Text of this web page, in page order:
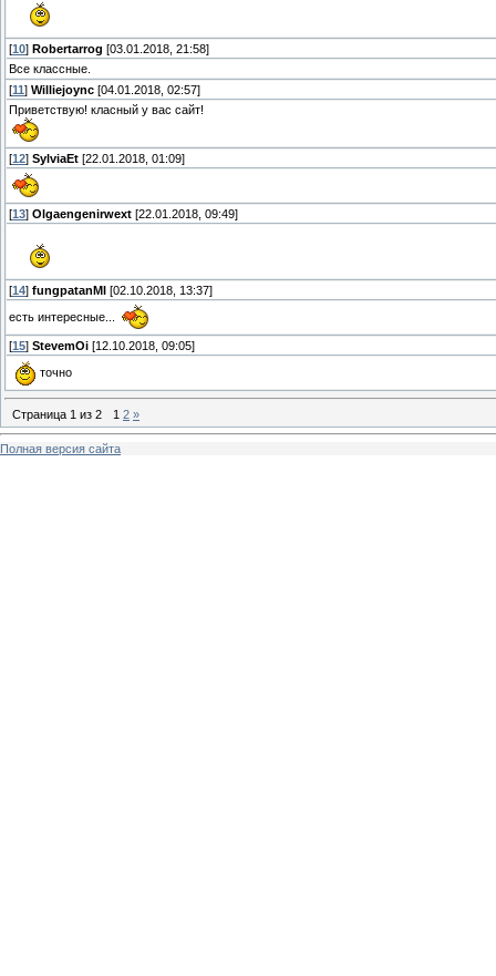
[10] Robertarrog [03.01.2018, 21:58]
Все классные.
[11 ] Williejoync [04.01.2018, 02:57]
Приветствую! класный у вас сайт!
[12] SylviaEt [22.01.2018, 01:09]
[13] Olgaengenirwext [22.01.2018, 09:49]
[14] fungpatanMl
[02.10.2018, 13:37]
есть интересные...
[15] StevemOi [12.10.2018, 09:05]
точно
Страница 1 из 2 1 2 »
Полная версия сайта